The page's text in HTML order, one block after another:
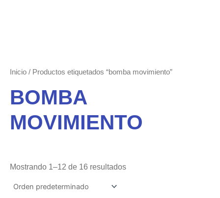
Inicio / Productos etiquetados “bomba movimiento”
BOMBA
MOVIMIENTO
Mostrando 1–12 de 16 resultados